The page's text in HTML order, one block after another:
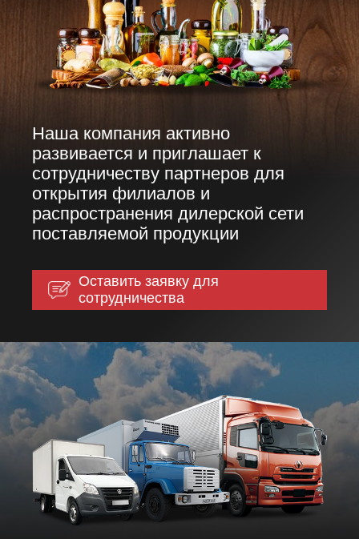
Наша компания активно
развивается и приглашает к
сотрудничеству партнеров для
открытия филиалов и
распространения дилерской сети
поставляемой продукции
Оставить заявку для
сотрудничества